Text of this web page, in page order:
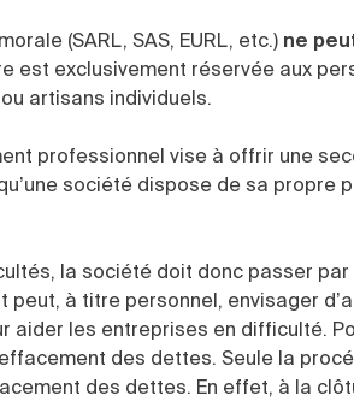
(SARL, SAS, EURL, etc.) ne
est exclusivement réservée aux
artisans individuels.
professionnel vise à offrir une
société dispose de sa
la société doit donc passer
peut, à titre personnel, envisager
aider les entreprises en difficulté.
des dettes. Seule la
des dettes. En effet, à la